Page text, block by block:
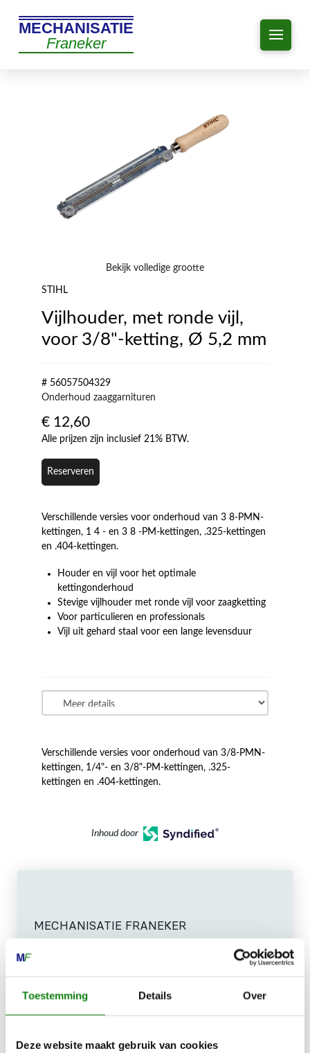
Toestemming Details Over
Deze website maakt gebruik van cookies
MECHANISATIE
Franeker
Bekijk volledige grootte
STIHL
Vijlhouder, met ronde vijl,
voor 3/8"-ketting, Ø 5,2 mm
# 56057504329
Onderhoud zaaggarnituren
€ 12,60
Alle prijzen zijn inclusief 21% BTW.
Reserveren
Verschillende versies voor onderhoud van 3 8-PMN-
kettingen, 1 4 - en 3 8 -PM-kettingen, .325-kettingen
en .404-kettingen.
Houder en vijl voor het optimale
kettingonderhoud
Stevige vijlhouder met ronde vijl voor zaagketting
Voor particulieren en professionals
Vijl uit gehard staal voor een lange levensduur
Verschillende versies voor onderhoud van 3/8-PMN-
kettingen, 1/4"- en 3/8"-PM-kettingen, .325-
kettingen en .404-kettingen.
Inhoud door
MECHANISATIE FRANEKER
Bij storing:06-83139573